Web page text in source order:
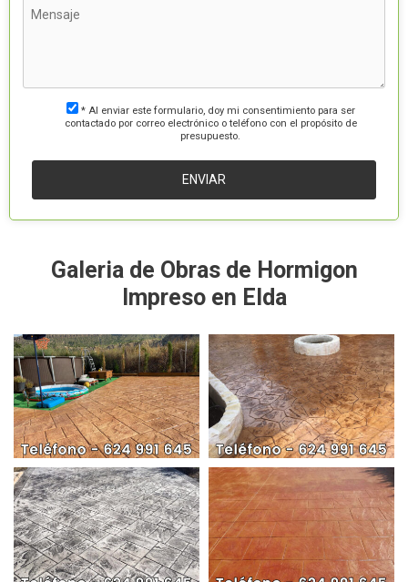
* Al enviar este formulario, doy mi consentimiento para ser
contactado por correo electrónico o teléfono con el propósito de
presupuesto.
Galeria de Obras de Hormigon
Impreso en Elda